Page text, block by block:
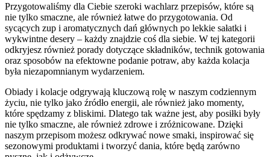
Przygotowaliśmy dla Ciebie szeroki wachlarz przepisów, które są
nie tylko smaczne, ale również łatwe do przygotowania. Od
sycących zup i aromatycznych dań głównych po lekkie sałatki i
wykwintne desery – każdy znajdzie coś dla siebie. W tej kategorii
odkryjesz również porady dotyczące składników, technik gotowania
oraz sposobów na efektowne podanie potraw, aby każda kolacja
była niezapomnianym wydarzeniem.
Obiady i kolacje odgrywają kluczową rolę w naszym codziennym
życiu, nie tylko jako źródło energii, ale również jako momenty,
które spędzamy z bliskimi. Dlatego tak ważne jest, aby posiłki były
nie tylko smaczne, ale również zdrowe i zróżnicowane. Dzięki
naszym przepisom możesz odkrywać nowe smaki, inspirować się
sezonowymi produktami i tworzyć dania, które będą zarówno